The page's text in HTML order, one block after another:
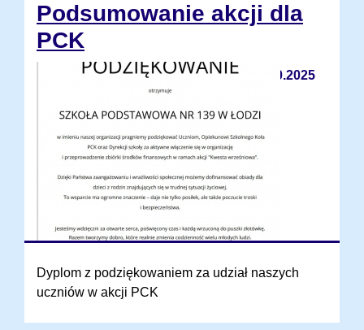
Podsumowanie akcji dla
PCK
20.10.2025
Dyplom z podziękowaniem za udział naszych
uczniów w akcji PCK